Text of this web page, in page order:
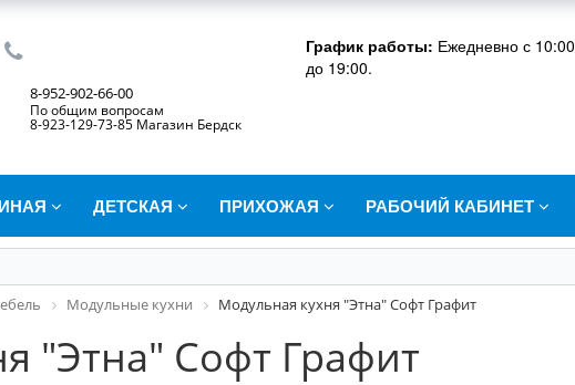
8-952-902-66-00
По общим вопросам
8-923-129-73-85 Магазин Бердск
График работы: Ежедневно с 10:00
до 19:00.
ДЕТСКАЯ ПРИХОЖАЯ РАБОЧИЙ КАБИНЕТ
Модульные кухни Модульная кухня "Этна" Софт Графит
"Этна" Софт Графит